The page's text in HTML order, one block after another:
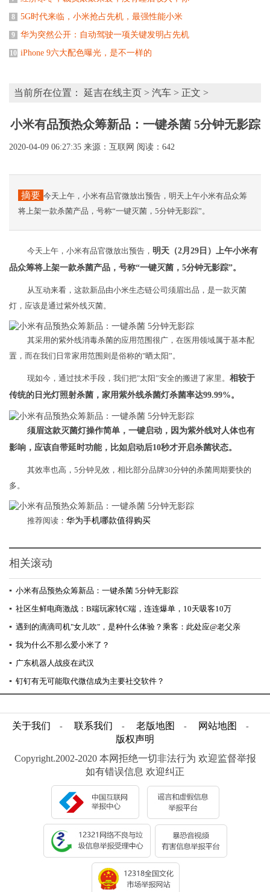
8 5G时代来临，小米抢占先机，最强性能小米
9 华为突然公开：自动驾驶一项关键发明占先机
10 iPhone 9六大配色曝光，是不一样的
当前所在位置： 延吉在线主页 > 汽车 > 正文 >
小米有品预热众筹新品：一键杀菌 5分钟无影踪
2020-04-09 06:27:35 来源：互联网 阅读：642
摘要 今天上午，小米有品官微放出预告，明天上午小米有品众筹
将上架一款杀菌产品，号称“一键灭菌，5分钟无影踪”。
今天上午，小米有品官微放出预告， 明天（2月29日）上午小米有
品众筹将上架一款杀菌产品，号称“一键灭菌，5分钟无影踪”。
从互动来看，这款新品由小米生态链公司须眉出品，是一款灭菌
灯，应该是通过紫外线灭菌。
其采用的紫外线消毒杀菌的应用范围很广，在医用领域属于基本配
置，而在我们日常家用范围则是俗称的"晒太阳”。
现如今，通过技术手段，我们把"太阳”安全的搬进了家里。 相较于
传统的日光灯照射杀菌，家用紫外线杀菌灯杀菌率达99.99%。
须眉这款灭菌灯操作简单，一键启动，因为紫外线对人体也有
影响，应该自带延时功能，比如启动后10秒才开启杀菌状态。
其效率也高，5分钟见效，相比部分品牌30分钟的杀菌周期要快的
多。
推荐阅读： 华为手机哪款值得购买
相关滚动
▪ 小米有品预热众筹新品：一键杀菌 5分钟无影踪
▪ 社区生鲜电商激战：B端玩家转C端，连连爆单，10天吸客10万
▪ 遇到的滴滴司机"女儿吹"，是种什么体验？乘客：此处应@老父亲
▪ 我为什么不那么爱小米了？
▪ 广东机器人战疫在武汉
▪ 钉钉有无可能取代微信成为主要社交软件？
关于我们 - 联系我们 - 老版地图 - 网站地图 -
版权声明
Copyright.2002-2020 本网拒绝一切非法行为 欢迎监督举报
如有错误信息 欢迎纠正